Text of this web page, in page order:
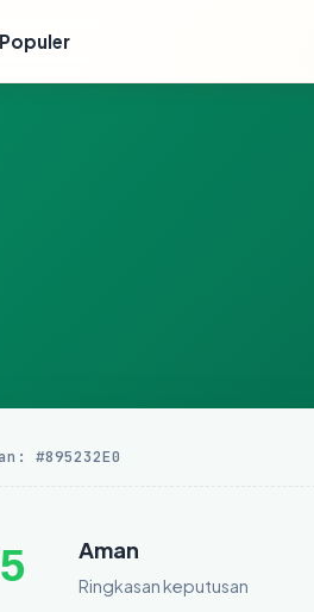
Populer
#895232E0
Aman
Ringkasan keputusan